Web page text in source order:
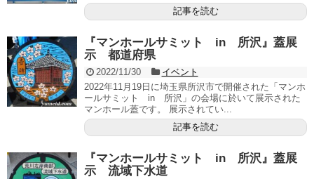
記事を読む
『マンホールサミット in 所沢』蓋展
示 都道府県
2022/11/30
イベント
2022年11月19日に埼玉県所沢市で開催された「マンホ
ールサミット in 所沢」の会場に於いて展示された
マンホール蓋です。 展示されてい...
記事を読む
『マンホールサミット in 所沢』蓋展
示 流域下水道